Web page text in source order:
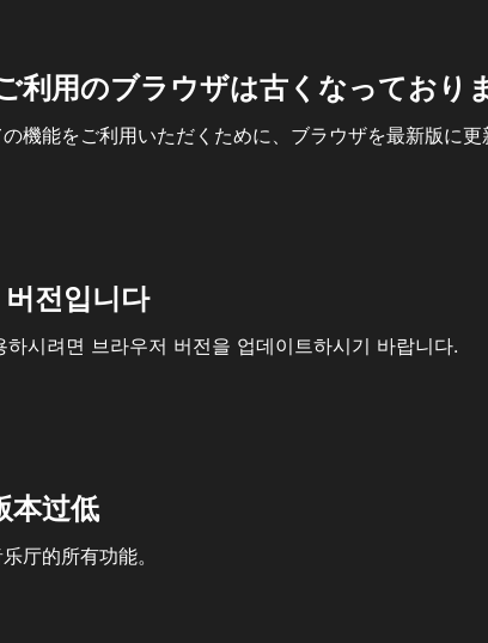
利用のブラウザは古くなっており
機能をご利用いただくために、ブラウザを最新版に更
전입니다
시려면 브라우저 버전을 업데이트하시기 바랍니다.
本过低
厅的所有功能。